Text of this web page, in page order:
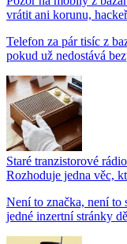
vrátit ani korunu,
Telefon za pár tisíc z
pokud už nedostává
Staré tranzistorové
Rozhoduje jedna věc,
Není to značka, není
jedné inzertní stránky